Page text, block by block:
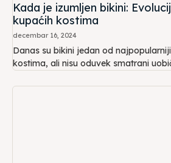
Kada je izumljen bikini:
kupaćih kostima
decembar 16, 2024
Danas su bikini jedan od
kostima, ali nisu oduvek smatrani